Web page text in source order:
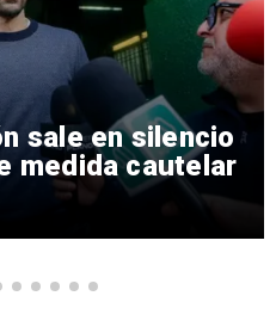
sale en silencio
medida cautelar